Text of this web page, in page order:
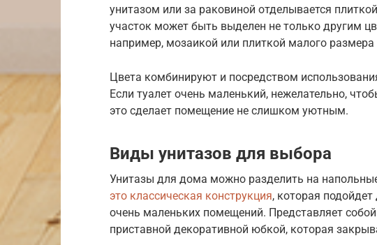
унитазом или за раковиной отделывается
участок может быть выделен не только другим
например, мозаикой или плиткой малого размера
Цвета комбинируют и посредством
Если туалет очень маленький, нежелательно,
это сделает помещение не слишком уютным.
Виды унитазов для выбора
Унитазы для дома можно разделить на
это классическая конструкция, которая
очень маленьких помещений. Представляет
приставной декоративной юбкой, которая